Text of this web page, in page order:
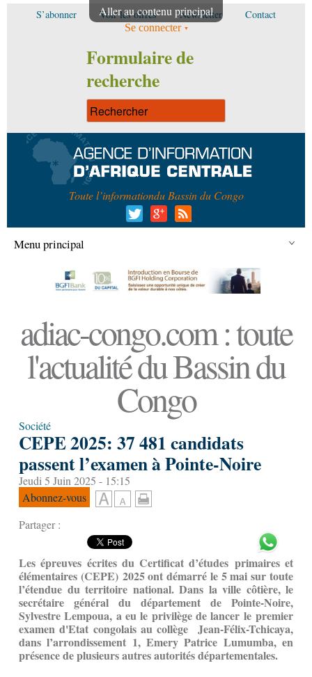
Aller au contenu principal
S’abonner Voir les offres Newsletter Contact
Se connecter
Formulaire de
recherche
Toute l’informationdu Bassin du Congo
Menu principal
adiac-congo.com : toute
l'actualité du Bassin du
Congo
Société
CEPE 2025: 37 481 candidats
passent l’examen à Pointe-Noire
Jeudi 5 Juin 2025 - 15:15
Abonnez-vous
Partager :
Les épreuves écrites du Certificat d’études primaires et
élémentaires (CEPE) 2025 ont démarré le 5 mai sur toute
l’étendue du territoire national. Dans la ville côtière, le
secrétaire général du département de Pointe-Noire,
Sylvestre Lempoua, a eu le privilège de lancer le premier
examen d'Etat congolais au collège Jean-Félix-Tchicaya,
dans l’arrondissement 1, Emery Patrice Lumumba, en
présence de plusieurs autres autorités départementales.